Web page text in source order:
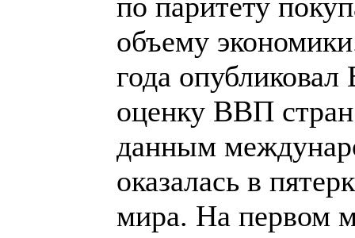
объему
года
оценку ВВП
данным
оказалась в
мира. На первом